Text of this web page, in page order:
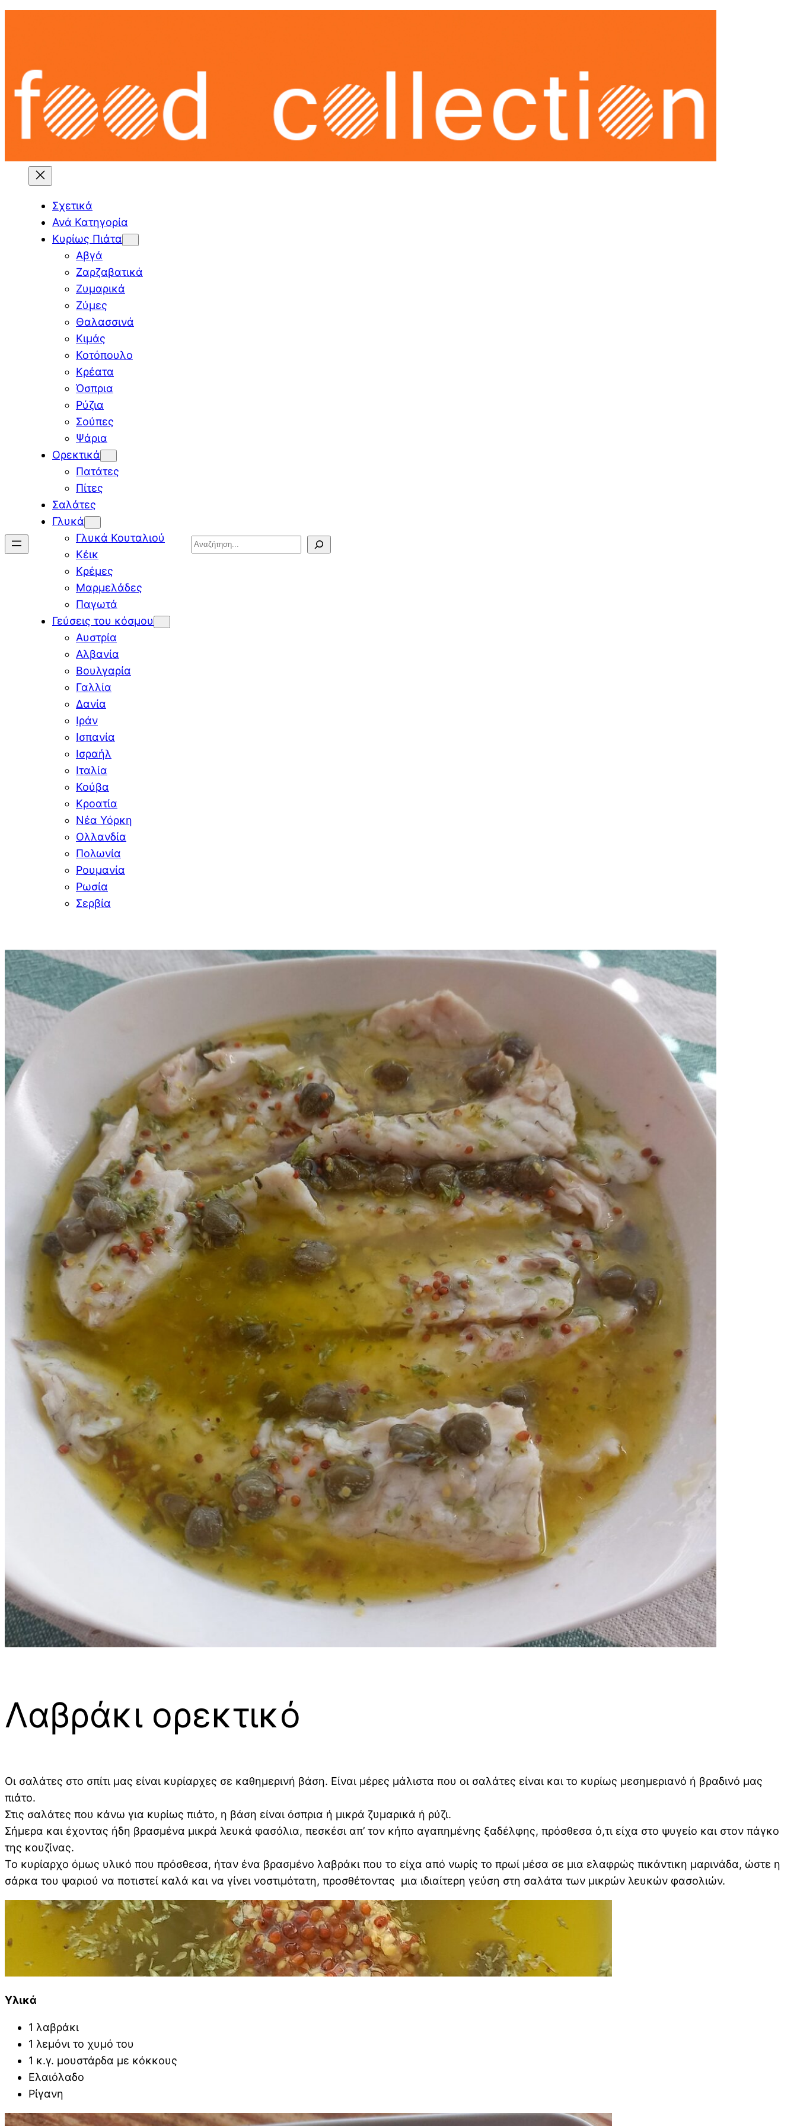
Skip
Σχετικά
Ανά Κατηγορία
Κυρίως Πιάτα
Αβγά
Ζαρζαβατικά
Ζυμαρικά
Ζύμες
Θαλασσινά
Κιμάς
Κοτόπουλο
Κρέατα
Όσπρια
Ρύζια
Σούπες
Ψάρια
Ορεκτικά
Πατάτες
Πίτες
Σαλάτες
Γλυκά
Γλυκά Κουταλιού
Κέικ
Κρέμες
Μαρμελάδες
Παγωτά
Γεύσεις του κόσμου
Αυστρία
Αλβανία
Βουλγαρία
Γαλλία
Δανία
Ιράν
Ισπανία
Ισραήλ
Ιταλία
Κούβα
Κροατία
Νέα Υόρκη
Ολλανδία
Πολωνία
Ρουμανία
Ρωσία
Σερβία
Search
Λαβράκι ορεκτικό
Οι σαλάτες στο σπίτι μας είναι κυρίαρχες σε καθημερινή βάση. Είναι μέρες μάλιστα που οι σαλάτες είναι και το κυρίως μεσημεριανό ή βραδινό μας
πιάτο.
Στις σαλάτες που κάνω για κυρίως πιάτο, η βάση είναι όσπρια ή μικρά ζυμαρικά ή ρύζι.
Σήμερα και έχοντας ήδη βρασμένα μικρά λευκά φασόλια, πεσκέσι απ’ τον κήπο αγαπημένης ξαδέλφης, πρόσθεσα ό,τι είχα στο ψυγείο και στον πάγκο
της κουζίνας.
Το κυρίαρχο όμως υλικό που πρόσθεσα, ήταν ένα βρασμένο λαβράκι που το είχα από νωρίς το πρωί μέσα σε μια ελαφρώς πικάντικη μαρινάδα, ώστε η
σάρκα του ψαριού να ποτιστεί καλά και να γίνει νοστιμότατη, προσθέτοντας μια ιδιαίτερη γεύση στη σαλάτα των μικρών λευκών φασολιών.
Υλικά
1 λαβράκι
1 λεμόνι το χυμό του
1 κ.γ. μουστάρδα με κόκκους
Ελαιόλαδο
Ρίγανη